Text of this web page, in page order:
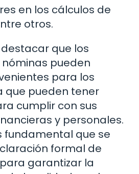
en los cálculos de
otros.
que los
pueden
para los
que pueden tener
cumplir con sus
y personales.
fundamental que se
formal de
garantizar la